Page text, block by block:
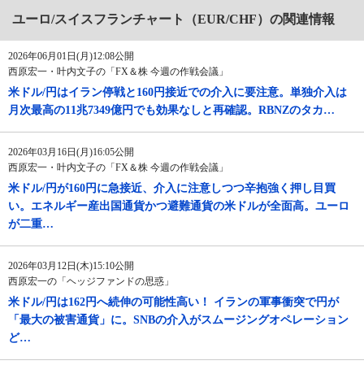
ユーロ/スイスフランチャート（EUR/CHF）の関連情報
2026年06月01日(月)12:08公開
西原宏一・叶内文子の「FX＆株 今週の作戦会議」
米ドル/円はイラン停戦と160円接近での介入に要注意。単独介入は
月次最高の11兆7349億円でも効果なしと再確認。RBNZのタカ…
2026年03月16日(月)16:05公開
西原宏一・叶内文子の「FX＆株 今週の作戦会議」
米ドル/円が160円に急接近、介入に注意しつつ辛抱強く押し目買
い。エネルギー産出国通貨かつ避難通貨の米ドルが全面高。ユーロ
が二重…
2026年03月12日(木)15:10公開
西原宏一の「ヘッジファンドの思惑」
米ドル/円は162円へ続伸の可能性高い！ イランの軍事衝突で円が
「最大の被害通貨」に。SNBの介入がスムージングオペレーション
ど…